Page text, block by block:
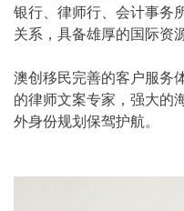
银行、律师行、会计事务
关系，具备雄厚的国际资
澳创移民完善的客户服务
的律师文案专家，强大的
外身份规划保驾护航。